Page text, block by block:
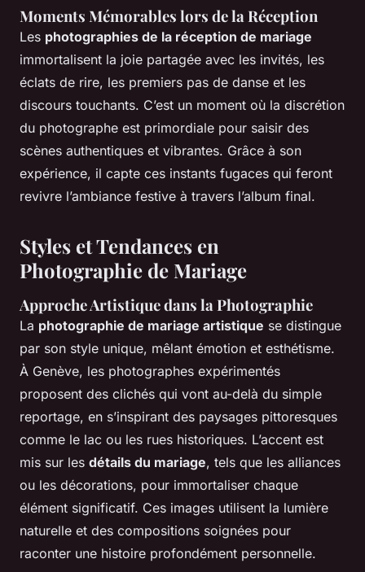
Moments Mémorables lors de la Réception
Les photographies de la réception de mariage
immortalisent la joie partagée avec les invités, les
éclats de rire, les premiers pas de danse et les
discours touchants. C’est un moment où la discrétion
du photographe est primordiale pour saisir des
scènes authentiques et vibrantes. Grâce à son
expérience, il capte ces instants fugaces qui feront
revivre l’ambiance festive à travers l’album final.
Styles et Tendances en
Photographie de Mariage
Approche Artistique dans la Photographie
La photographie de mariage artistique se distingue
par son style unique, mêlant émotion et esthétisme.
À Genève, les photographes expérimentés
proposent des clichés qui vont au-delà du simple
reportage, en s’inspirant des paysages pittoresques
comme le lac ou les rues historiques. L’accent est
mis sur les détails du mariage, tels que les alliances
ou les décorations, pour immortaliser chaque
élément significatif. Ces images utilisent la lumière
naturelle et des compositions soignées pour
raconter une histoire profondément personnelle.